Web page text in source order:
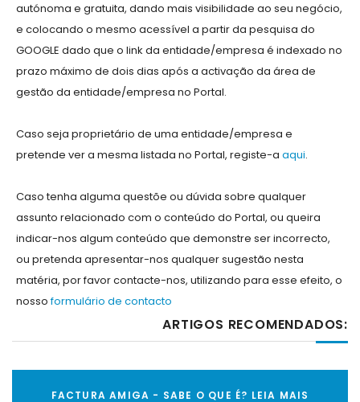
autónoma e gratuita, dando mais visibilidade ao seu negócio,
e colocando o mesmo acessível a partir da pesquisa do
GOOGLE dado que o link da entidade/empresa é indexado no
prazo máximo de dois dias após a activação da área de
gestão da entidade/empresa no Portal.
Caso seja proprietário de uma entidade/empresa e
pretende ver a mesma listada no Portal, registe-a aqui.
Caso tenha alguma questõe ou dúvida sobre qualquer
assunto relacionado com o conteúdo do Portal, ou queira
indicar-nos algum conteúdo que demonstre ser incorrecto,
ou pretenda apresentar-nos qualquer sugestão nesta
matéria, por favor contacte-nos, utilizando para esse efeito, o
nossoformulário de contacto
ARTIGOS RECOMENDADOS:
FACTURA AMIGA - SABE O QUE É? LEIA MAIS